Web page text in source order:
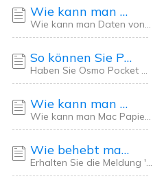
Wie kann man Daten von RAW-SD-Karten auf dem Mac wiederherstellen?
So können Sie Pocket 4 Videos auf dem Mac wiederherstellen [Vollständige Anleitung]
Wie kann man Mac Papierkorb nach dem Leeren wiederherstellen?
Wie behebt man den Fehler "Die Datei wurde nicht gefunden" beim Mac-Start? [4 Lösungen]